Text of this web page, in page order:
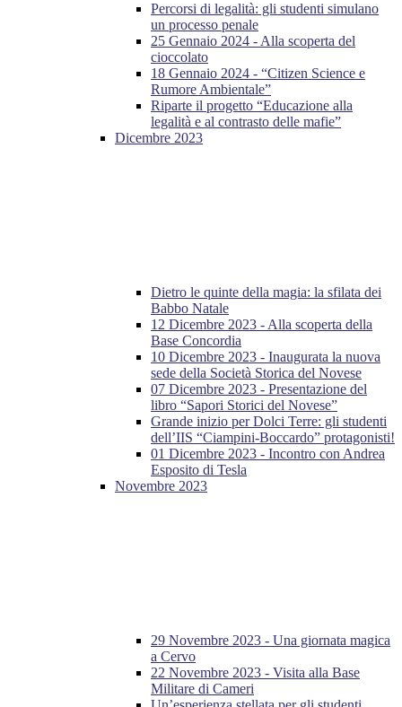
Percorsi di legalità: gli studenti simulano
un processo penale
25 Gennaio 2024 - Alla scoperta del
cioccolato
18 Gennaio 2024 - “Citizen Science e
Rumore Ambientale”
Riparte il progetto “Educazione alla
legalità e al contrasto delle mafie”
Dicembre 2023
Dietro le quinte della magia: la sfilata dei
Babbo Natale
12 Dicembre 2023 - Alla scoperta della
Base Concordia
10 Dicembre 2023 - Inaugurata la nuova
sede della Società Storica del Novese
07 Dicembre 2023 - Presentazione del
libro “Sapori Storici del Novese”
Grande inizio per Dolci Terre: gli studenti
dell’IIS “Ciampini-Boccardo” protagonisti!
01 Dicembre 2023 - Incontro con Andrea
Esposito di Tesla
Novembre 2023
29 Novembre 2023 - Una giornata magica
a Cervo
22 Novembre 2023 - Visita alla Base
Militare di Cameri